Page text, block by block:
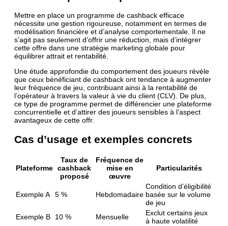
Mettre en place un programme de cashback efficace
nécessite une gestion rigoureuse, notamment en termes de
modélisation financière et d’analyse comportementale. Il ne
s’agit pas seulement d’offrir une réduction, mais d’intégrer
cette offre dans une stratégie marketing globale pour
équilibrer attrait et rentabilité.
Une étude approfondie du comportement des joueurs révèle
que ceux bénéficiant de cashback ont tendance à augmenter
leur fréquence de jeu, contribuant ainsi à la rentabilité de
l’opérateur à travers la valeur à vie du client (CLV). De plus,
ce type de programme permet de différencier une plateforme
concurrentielle et d’attirer des joueurs sensibles à l’aspect
avantageux de cette offr.
Cas d’usage et exemples concrets
Plateforme
Taux de
cashback
proposé
Fréquence de
mise en
œuvre
Particularités
Exemple A 5 % Hebdomadaire
Condition d’éligibilité
basée sur le volume
de jeu
Exemple B
10 % Mensuelle
Exclut certains jeux
à haute volatilité